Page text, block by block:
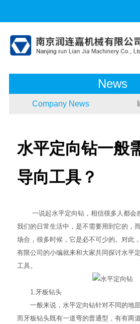
News
Company News
水平定向钻一般
导向工具？
一说起水平定向钻 ，相信很多人都
我们的日常生活中，是不需要用到它的，
场合，很多时候，它是必不可少的。对此
有限公司的小编就来和大家共同探讨水平
工具。
1.牙板钻头
一般来说，水平定向钻针对不同的地层
而牙板钻头既有一道弯的普通型，有有两